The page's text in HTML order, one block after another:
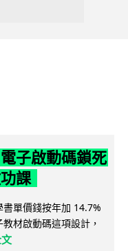
子啟動碼鎖死
課
單價錢按年加 14.7%
材啟動碼這項設計，